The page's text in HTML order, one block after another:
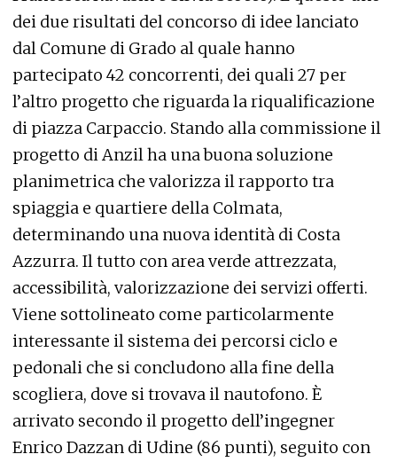
dei due risultati del concorso di idee lanciato
dal Comune di Grado al quale hanno
partecipato 42 concorrenti, dei quali 27 per
l’altro progetto che riguarda la riqualificazione
di piazza Carpaccio. Stando alla commissione il
progetto di Anzil ha una buona soluzione
planimetrica che valorizza il rapporto tra
spiaggia e quartiere della Colmata,
determinando una nuova identità di Costa
Azzurra. Il tutto con area verde attrezzata,
accessibilità, valorizzazione dei servizi offerti.
Viene sottolineato come particolarmente
interessante il sistema dei percorsi ciclo e
pedonali che si concludono alla fine della
scogliera, dove si trovava il nautofono. È
arrivato secondo il progetto dell’ingegner
Enrico Dazzan di Udine (86 punti), seguito con